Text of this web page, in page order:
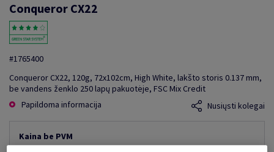
Conqueror CX22
#1765400
Conqueror CX22, 120g, 72x102cm, High White, lakšto storis 0.137 mm,
be vandens ženklo 250 lapų pakuotėje, FSC Mix Credit
Papildoma informacija
Nusiųsti kolegai
Kaina be PVM
1 471,30 € 10,00% nuolaida